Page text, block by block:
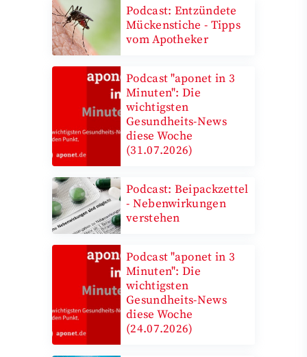
Mehr Informationen finden Sie in der
Datenschutzerklärung
Externen Inhalten zustimmen
Podcast: Entzündete
Mückenstiche - Tipps
vom Apotheker
Podcast "aponet in 3
Minuten": Die
wichtigsten
Gesundheits-News
diese Woche
(31.07.2026)
Podcast: Beipackzettel
- Nebenwirkungen
verstehen
Podcast "aponet in 3
Minuten": Die
wichtigsten
Gesundheits-News
diese Woche
(24.07.2026)